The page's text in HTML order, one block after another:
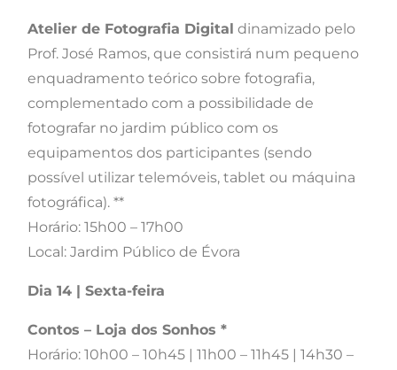
Atelier de Fotografia Digital dinamizado pelo
Prof. José Ramos, que consistirá num pequeno
enquadramento teórico sobre fotografia,
complementado com a possibilidade de
fotografar no jardim público com os
equipamentos dos participantes (sendo
possível utilizar telemóveis, tablet ou máquina
fotográfica). **​
Horário: 15h00 – 17h00
Local: Jardim Público de Évora
Dia 14 | Sexta-feira
Contos – Loja dos Sonhos *
Horário: 10h00 – 10h45 | 11h00 – 11h45 | 14h30 –